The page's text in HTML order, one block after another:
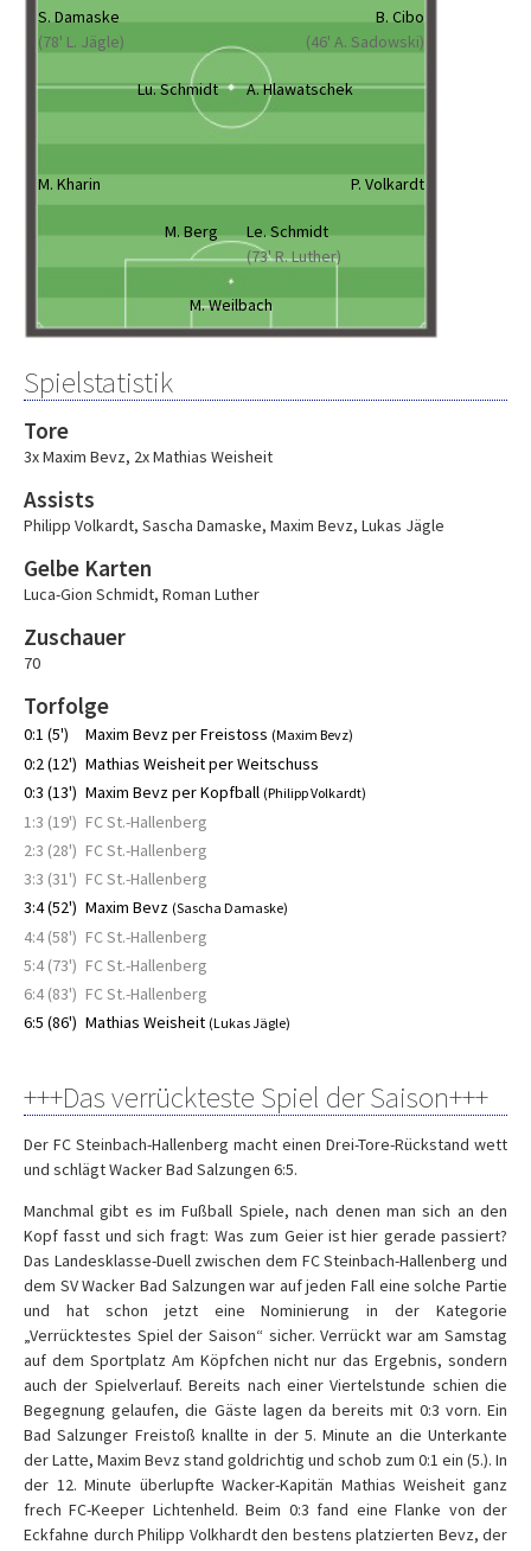
S. Damaske
(78' L. Jägle)
B. Cibo
(46' A. Sadowski)
Lu. Schmidt A. Hlawatschek
M. Kharin P. Volkardt
M. Berg
Le. Schmidt
(73' R. Luther)
M. Weilbach
Spielstatistik
Tore
3x Maxim Bevz, 2x Mathias Weisheit
Assists
Philipp Volkardt, Sascha Damaske, Maxim Bevz, Lukas Jägle
Gelbe Karten
Luca-Gion Schmidt, Roman Luther
Zuschauer
70
Torfolge
0:1 (5') Maxim Bevz per Freistoss (Maxim Bevz)
0:2 (12') Mathias Weisheit per Weitschuss
0:3 (13') Maxim Bevz per Kopfball (Philipp Volkardt)
1:3 (19') FC St.-Hallenberg
2:3 (28') FC St.-Hallenberg
3:3 (31') FC St.-Hallenberg
3:4 (52') Maxim Bevz (Sascha Damaske)
4:4 (58') FC St.-Hallenberg
5:4 (73') FC St.-Hallenberg
6:4 (83') FC St.-Hallenberg
6:5 (86') Mathias Weisheit (Lukas Jägle)
+++Das verrückteste Spiel der Saison+++
Der FC Steinbach-Hallenberg macht einen Drei-Tore-Rückstand wett
und schlägt Wacker Bad Salzungen 6:5.
Manchmal gibt es im Fußball Spiele, nach denen man sich an den
Kopf fasst und sich fragt: Was zum Geier ist hier gerade passiert?
Das Landesklasse-Duell zwischen dem FC Steinbach-Hallenberg und
dem SV Wacker Bad Salzungen war auf jeden Fall eine solche Partie
und hat schon jetzt eine Nominierung in der Kategorie
„Verrücktestes Spiel der Saison“ sicher. Verrückt war am Samstag
auf dem Sportplatz Am Köpfchen nicht nur das Ergebnis, sondern
auch der Spielverlauf. Bereits nach einer Viertelstunde schien die
Begegnung gelaufen, die Gäste lagen da bereits mit 0:3 vorn. Ein
Bad Salzunger Freistoß knallte in der 5. Minute an die Unterkante
der Latte, Maxim Bevz stand goldrichtig und schob zum 0:1 ein (5.). In
der 12. Minute überlupfte Wacker-Kapitän Mathias Weisheit ganz
frech FC-Keeper Lichtenheld. Beim 0:3 fand eine Flanke von der
Eckfahne durch Philipp Volkhardt den bestens platzierten Bevz, der